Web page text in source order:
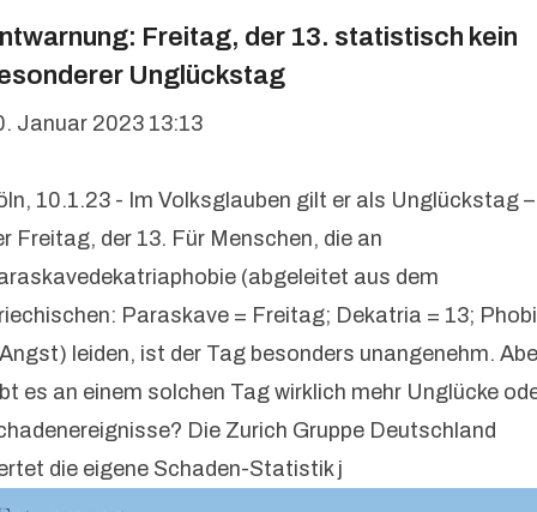
Freitag, der 13. statistisch kein
Unglückstag
Januar 2023 13:13
10.1.23 - Im Volksglauben gilt er als Unglückstag –
Freitag, der 13. Für Menschen, die an
(abgeleitet aus dem
Paraskave = Freitag; Dekatria = 13;
leiden, ist der Tag besonders unangenehm.
es an einem solchen Tag wirklich mehr Unglücke
Die Zurich Gruppe Deutschland
die eigene Schaden-Statistik j